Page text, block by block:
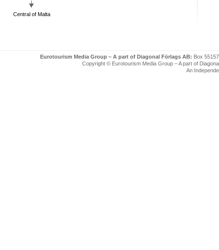
Central of Malta
Eurotourism Media Group – A part of Diagonal Förlags AB: Box
Copyright © Eurotourism Media Group – A part of
An